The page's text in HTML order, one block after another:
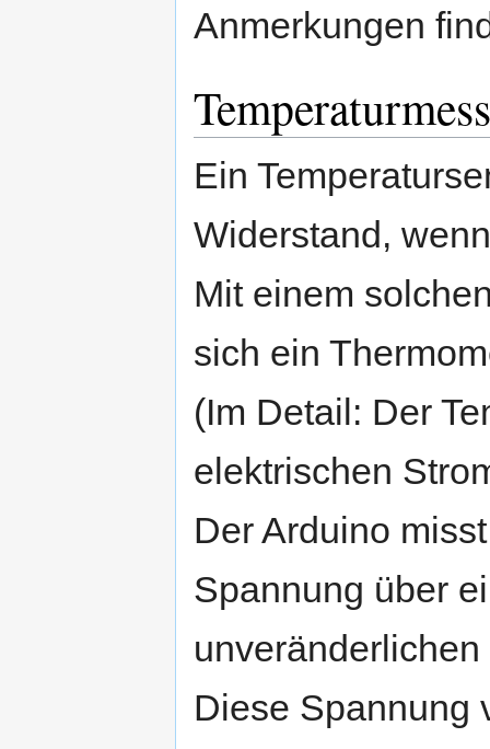
Anmerkungen
Ein
Widerstand,
Mit einem
sich ein
(Im Detail: Der
elektrischen
Der Arduino
Spannung über
Diese Spannung